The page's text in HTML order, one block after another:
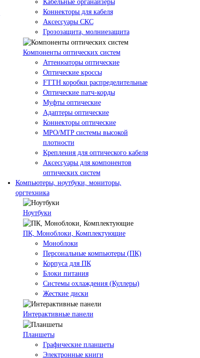
Кабельные органайзеры
Коннекторы для кабеля
Аксессуары СКС
Грозозащита, молниезащита
Компоненты оптических систем
Аттенюаторы оптические
Оптические кроссы
FTTH коробки распределительные
Оптические патч-корды
Муфты оптические
Адаптеры оптические
Коннекторы оптические
MPO/MTP системы высокой
плотности
Крепления для оптического кабеля
Аксессуары для компонентов
оптических систем
Компьютеры, ноутбуки, мониторы,
оргтехника
Ноутбуки
ПК, Моноблоки, Комплектующие
Моноблоки
Персональные компьютеры (ПК)
Корпуса для ПК
Блоки питания
Системы охлаждения (Куллеры)
Жесткие диски
Интерактивные панели
Планшеты
Графические планшеты
Электронные книги